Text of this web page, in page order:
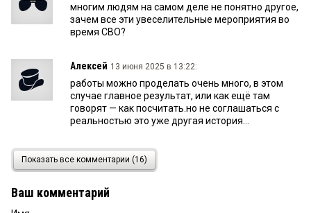
многим людям на самом деле не понятно другое,
зачем все эти увеселительные мероприятия во
время СВО?
Алексей 13 июня 2025 в 13:22:
работы можно проделать очень много, в этом
случае главное результат, или как ещё там
говорят — как посчитать.но не соглашаться с
реальностью это уже другая история...
13 июня 2025 в 11:04:
Феерический.....
Показать все комментарии (16)
Ваш комментарий